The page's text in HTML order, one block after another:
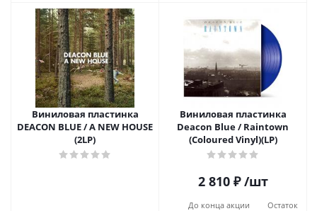
Виниловая пластинка
DEACON BLUE / A NEW HOUSE
(2LP)
Виниловая пластинка
Deacon Blue / Raintown
(Coloured Vinyl)(LP)
2 810₽ /шт
До конца акции Остаток